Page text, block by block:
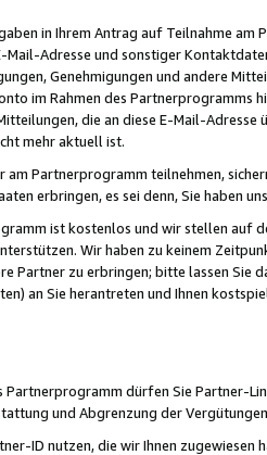
in Ihrem Antrag auf Teilnahme
Mail-Adresse und sonstiger
Genehmigungen und andere
im Rahmen des Partnerprogramms
die an diese E-Mail-
mehr aktuell ist.
am Partnerprogramm teilnehmen,
erbringen, es sei denn, Sie haben
ist kostenlos und wir stellen auf
Wir haben zu keinem
Partner zu erbringen; bitte lassen Sie
an Sie herantreten und Ihnen
Partnerprogramm dürfen Sie Partner-
und Abgrenzung der
ID nutzen, die wir Ihnen zugewiesen